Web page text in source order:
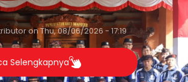
Perkemahan Cibubur,
onThu, 08/06/2026 - 17:19
Selengkapnya